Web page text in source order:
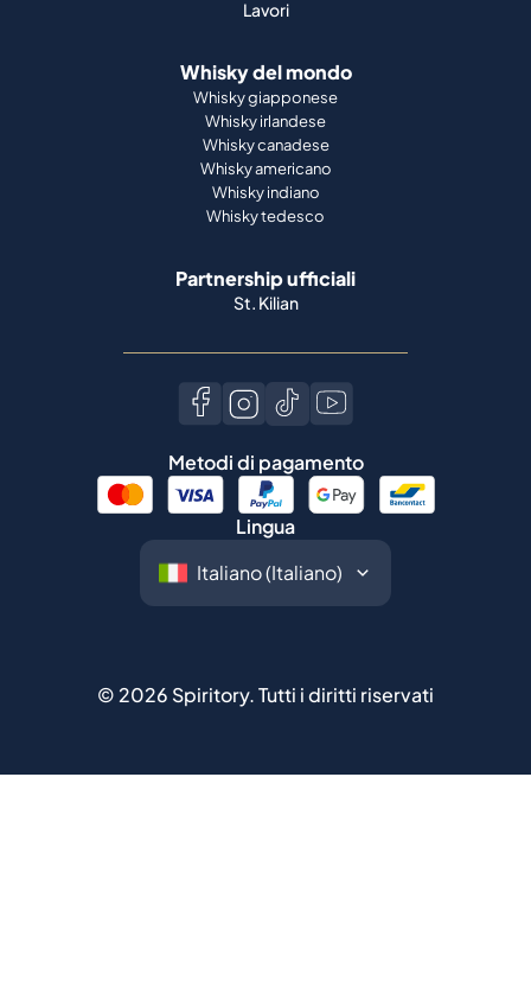
Lavori
Whisky del mondo
Whisky giapponese
Whisky irlandese
Whisky canadese
Whisky americano
Whisky indiano
Whisky tedesco
Partnership ufficiali
St. Kilian
Metodi di pagamento
Lingua
© 2026 Spiritory.Tutti i diritti riservati